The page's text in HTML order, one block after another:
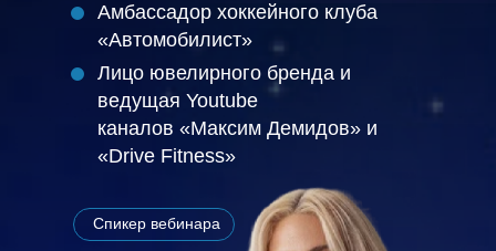
Спикер вебинара
Амбассадор хоккейного клуба
«Автомобилист»
Лицо ювелирного бренда и
ведущая Youtube
каналов «Максим Демидов» и
«Drive Fitness»